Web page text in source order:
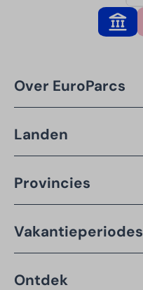
Over EuroParcs
Landen
Provincies
Vakantieperiodes
Ontdek